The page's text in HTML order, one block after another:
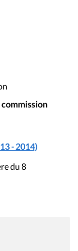
commission
- 2014)
du 8